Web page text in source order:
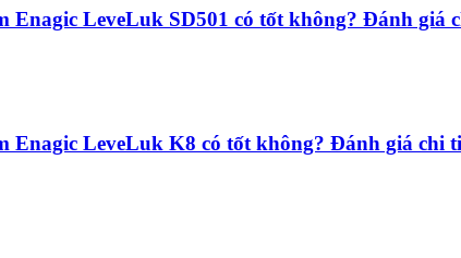
Enagic LeveLuk SD501 có tốt không? Đánh giá
Enagic LeveLuk K8 có tốt không? Đánh giá chi